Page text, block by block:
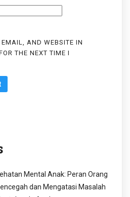
AND WEBSITE IN
THE NEXT TIME I
Mental Anak: Peran Orang
dan Mengatasi Masalah